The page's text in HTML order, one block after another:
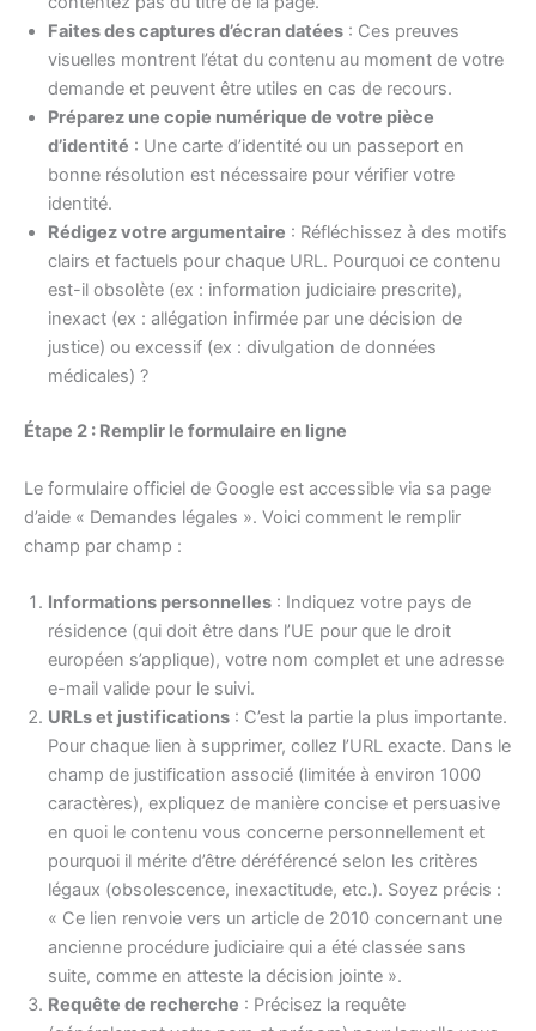
Faites des captures d’écran datées : Ces preuves
visuelles montrent l’état du contenu au moment de votre
demande et peuvent être utiles en cas de recours.
Préparez une copie numérique de votre pièce
d’identité : Une carte d’identité ou un passeport en
bonne résolution est nécessaire pour vérifier votre
identité.
Rédigez votre argumentaire : Réfléchissez à des motifs
clairs et factuels pour chaque URL. Pourquoi ce contenu
est-il obsolète (ex : information judiciaire prescrite),
inexact (ex : allégation infirmée par une décision de
justice) ou excessif (ex : divulgation de données
médicales) ?
Étape 2 : Remplir le formulaire en ligne
Le formulaire officiel de Google est accessible via sa page
d’aide « Demandes légales ». Voici comment le remplir
champ par champ :
Informations personnelles : Indiquez votre pays de
résidence (qui doit être dans l’UE pour que le droit
européen s’applique), votre nom complet et une adresse
e-mail valide pour le suivi.
URLs et justifications : C’est la partie la plus importante.
Pour chaque lien à supprimer, collez l’URL exacte. Dans le
champ de justification associé (limitée à environ 1000
caractères), expliquez de manière concise et persuasive
en quoi le contenu vous concerne personnellement et
pourquoi il mérite d’être déréférencé selon les critères
légaux (obsolescence, inexactitude, etc.). Soyez précis :
« Ce lien renvoie vers un article de 2010 concernant une
ancienne procédure judiciaire qui a été classée sans
suite, comme en atteste la décision jointe ».
Requête de recherche : Précisez la requête